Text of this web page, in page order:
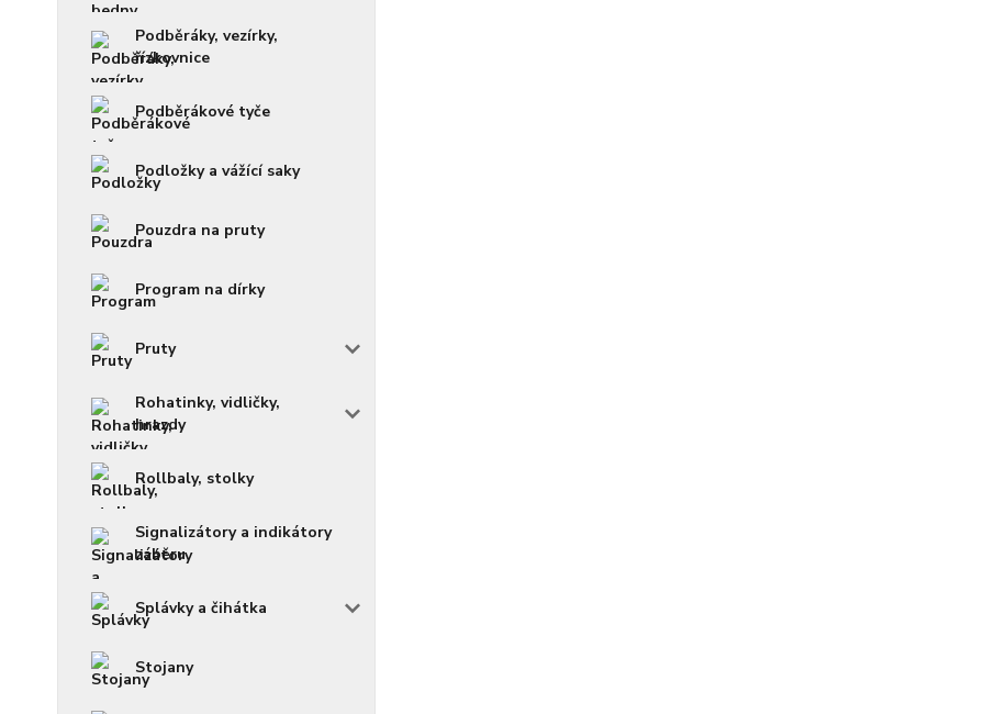
Podběráky, vezírky,
řízkovnice
Podběrákové tyče
Podložky a vážící saky
Pouzdra na pruty
Program na dírky
Pruty
Rohatinky, vidličky,
hrazdy
Rollbaly, stolky
Signalizátory a indikátory
záběru
Splávky a čihátka
Stojany